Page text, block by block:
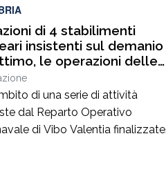
di 4 stabilimenti
insistenti sul demanio
le operazioni delle
Gialle in Calabria
di una serie di attività
dal Reparto Operativo
di Vibo Valentia finalizzate